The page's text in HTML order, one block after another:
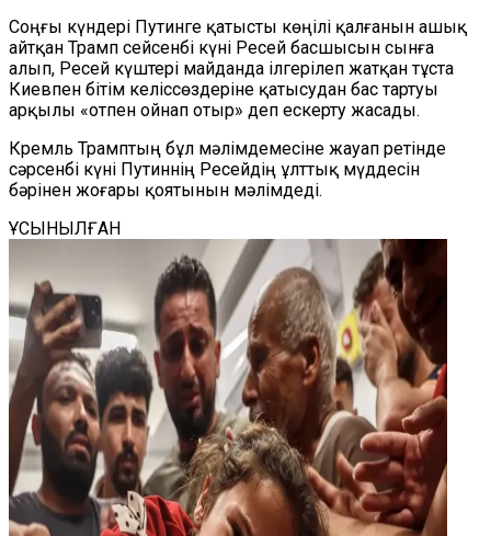
Соңғы күндері Путинге қатысты көңілі қалғанын ашық
айтқан Трамп сейсенбі күні Ресей басшысын сынға
алып, Ресей күштері майданда ілгерілеп жатқан тұста
Киевпен бітім келіссөздеріне қатысудан бас тартуы
арқылы «отпен ойнап отыр» деп ескерту жасады.
Кремль Трамптың бұл мәлімдемесіне жауап ретінде
сәрсенбі күні Путиннің Ресейдің ұлттық мүддесін
бәрінен жоғары қоятынын мәлімдеді.
ҰСЫНЫЛҒАН